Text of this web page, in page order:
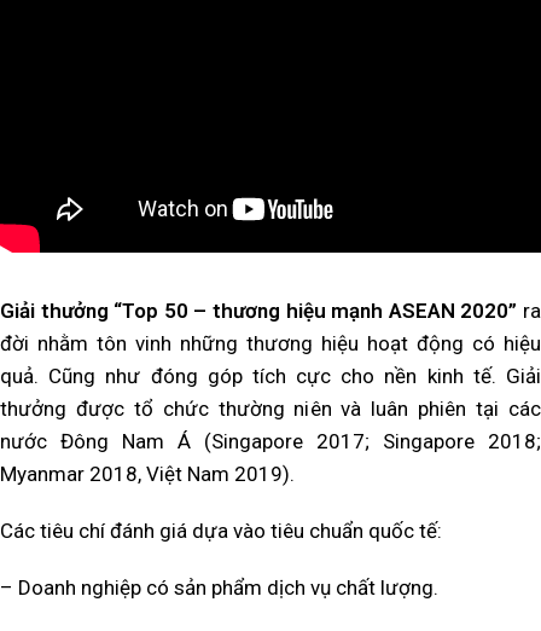
Giải thưởng “Top 50 – thương hiệu mạnh ASEAN 2020” ra
đời nhằm tôn vinh những thương hiệu hoạt động có hiệu
quả. Cũng như đóng góp tích cực cho nền kinh tế. Giải
thưởng được tổ chức thường niên và luân phiên tại các
nước Đông Nam Á (Singapore 2017; Singapore 2018;
Myanmar 2018, Việt Nam 2019).
Các tiêu chí đánh giá dựa vào tiêu chuẩn quốc tế:
– Doanh nghiệp có sản phẩm dịch vụ chất lượng.